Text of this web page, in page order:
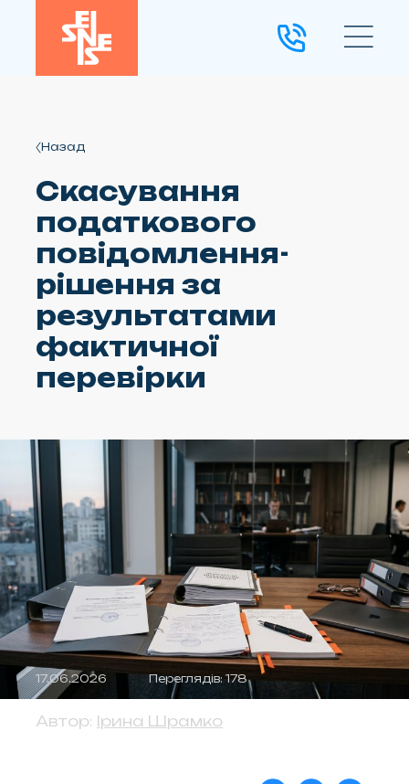
Назад
Скасування
податкового
повідомлення-
рішення за
результатами
фактичної
перевірки
17.06.2026 Переглядів: 178
Автор: Ірина Шрамко